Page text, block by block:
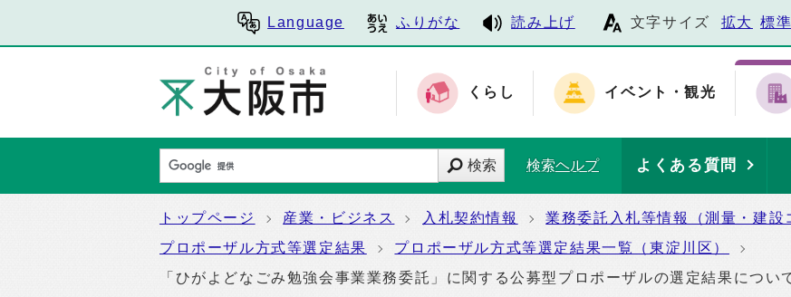
Language ふりがな 読み上げ 文字サイズ 拡大 標準
くらし イベント・観光
検索 検索ヘルプ よくある質問
トップページ 産業・ビジネス 入札契約情報
業務委託入札等情報（測量・建設
プロポーザル方式等選定結果
プロポーザル方式等選定結果一覧（東淀川区）
「ひがよどなごみ勉強会事業業務委託」に関する公募型プロポーザルの選定結果につい